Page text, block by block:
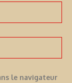
le navigateur